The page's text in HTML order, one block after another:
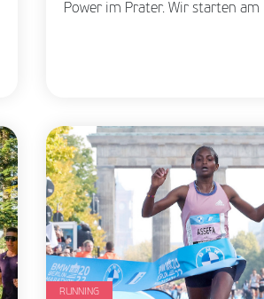
Power im Prater. Wir starten am
RUNNING